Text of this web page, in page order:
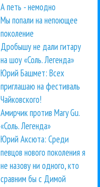
А петь - немодно
Мы попали на непоющее
поколение
Дробышу не дали гитару
на шоу «Соль. Легенда»
Юрий Башмет: Всех
приглашаю на фестиваль
Чайковского!
Амирчик против Mary Gu.
«Соль. Легенда»
Юрий Аксюта: Среди
певцов нового поколения я
не назову ни одного, кто
сравним бы с Димой